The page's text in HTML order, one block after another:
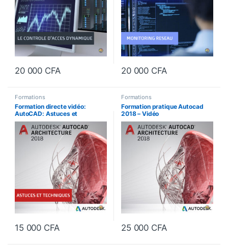
20 000 CFA 20 000 CFA
Formations
Formation directe vidéo:
AutoCAD: Astuces et
Techniques
15 000 CFA
Formations
Formation pratique Autocad
2018 – Vidéo
25 000 CFA